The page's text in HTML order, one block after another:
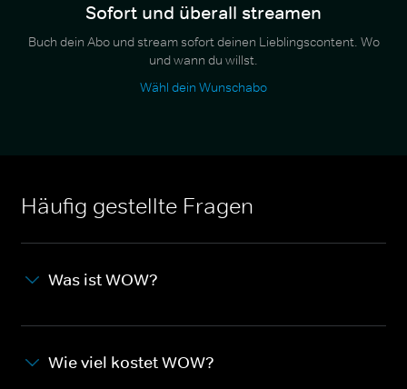
Sofort und überall streamen
Buch dein Abo und stream sofort deinen Lieblingscontent. Wo
und wann du willst.
Wähl dein Wunschabo
Häufig gestellte Fragen
Was ist WOW?
Wie viel kostet WOW?